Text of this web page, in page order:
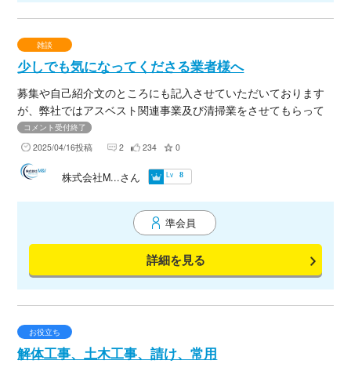
雑談
少しでも気になってくださる業者様へ
募集や自己紹介文のところにも記入させていただいております
が、弊社ではアスベスト関連事業及び清掃業をさせてもらって
おります。 少しでも興味を持っていただける業者様が居ました
ら、お忙しいとは思いますが、一度お会いしてお名刺の交換な
どさせていただけないでしょうか？ ご連絡お待ちしておりま
す。
コメント受付終了
2025/04/16投稿 2 234 0
準会員
詳細を見る
株式会社M...さん Lv 8
お役立ち
解体工事、土木工事、請け、常用